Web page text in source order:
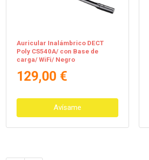
Auricular Inalámbrico DECT
Poly CS540A/ con Base de
carga/ WiFi/ Negro
129,00 €
Avísame